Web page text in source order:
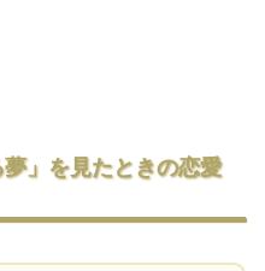
夢」を見たときの恋愛